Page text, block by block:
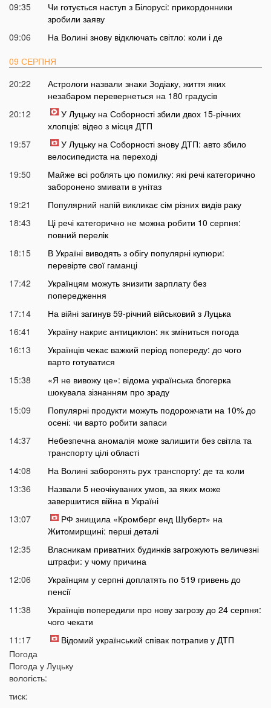
09:35
Чи готується наступ з Білорусі: прикордонники
зробили заяву
09:06
На Волині знову відключать світло: коли і де
09 СЕРПНЯ
20:22
Астрологи назвали знаки Зодіаку, життя яких
незабаром перевернеться на 180 градусів
20:12
У Луцьку на Соборності збили двох 15-річних
хлопців: відео з місця ДТП
19:57
У Луцьку на Соборності знову ДТП: авто збило
велосипедиста на переході
19:50
Майже всі роблять цю помилку: які речі категорично
заборонено змивати в унітаз
19:21
Популярний напій викликає сім різних видів раку
18:43
Ці речі категорично не можна робити 10 серпня:
повний перелік
18:15
В Україні виводять з обігу популярні купюри:
перевірте свої гаманці
17:42
Українцям можуть знизити зарплату без
попередження
17:14
На війні загинув 59-річний військовий з Луцька
16:41
Україну накриє антициклон: як зміниться погода
16:13
Українців чекає важкий період попереду: до чого
варто готуватися
15:38
«Я не вивожу це»: відома українська блогерка
шокувала зізнанням про зраду
15:09
Популярні продукти можуть подорожчати на 10% до
осені: чи варто робити запаси
14:37
Небезпечна аномалія може залишити без світла та
транспорту цілі області
14:08
На Волині заборонять рух транспорту: де та коли
13:36
Назвали 5 неочікуваних умов, за яких може
завершитися війна в Україні
13:07
РФ знищила «Кромберг енд Шуберт» на
Житомирщині: перші деталі
12:35
Власникам приватних будинків загрожують величезні
штрафи: у чому причина
12:06
Українцям у серпні доплатять по 519 гривень до
пенсії
11:38
Українців попередили про нову загрозу до 24 серпня:
чого чекати
11:17
Відомий український співак потрапив у ДТП
11:01
чоловіка з будинку
Погода
Погода у Луцьку
вологість:
тиск: